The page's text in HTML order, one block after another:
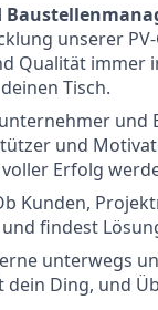
unserer
Qualität immer
Tisch.
und
und
Erfolg
Kunden,
findest
unterwegs
dein Ding, und